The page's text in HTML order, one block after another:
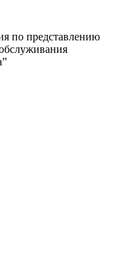
по представлению